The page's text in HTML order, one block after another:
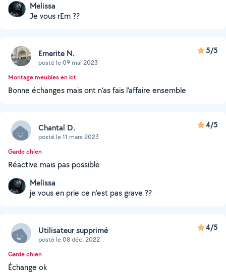
Melissa
Je vous rEm ??
Emerite N.
posté le 09 mai 2023
5/5
Montage meubles en kit
Bonne échanges mais ont n’as fais l’affaire ensemble
Chantal D.
posté le 11 mars 2023
4/5
Garde chien
Réactive mais pas possible
Melissa
je vous en prie ce n'est pas grave ??
Utilisateur supprimé
posté le 08 déc. 2022
4/5
Garde chien
Échange ok